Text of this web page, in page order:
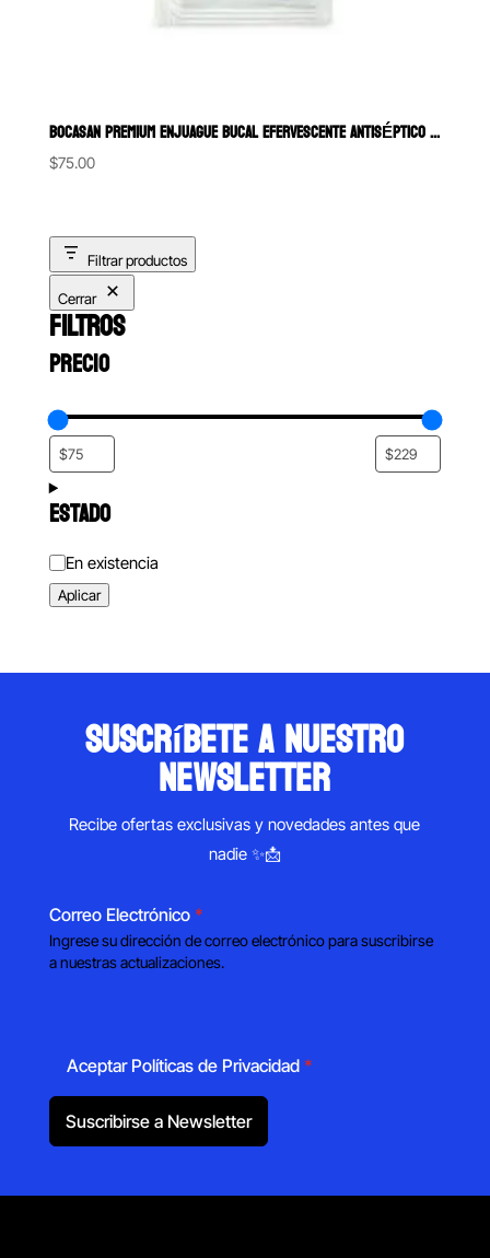
BOCASAN PREMIUM ENJUAGUE BUCAL EFERVESCENTE ANTISÉPTICO EN POLVO
$75.00
Filtrar productos
Cerrar
FILTROS
PRECIO
ESTADO
Estado
En existencia
Aplicar
suscríbete a nuestro
newsletter
Recibe ofertas exclusivas y novedades antes que
nadie ✨📩
Correo Electrónico *
Ingrese su dirección de correo electrónico para suscribirse
a nuestras actualizaciones.
Aceptar Políticas de Privacidad *
Suscribirse a Newsletter